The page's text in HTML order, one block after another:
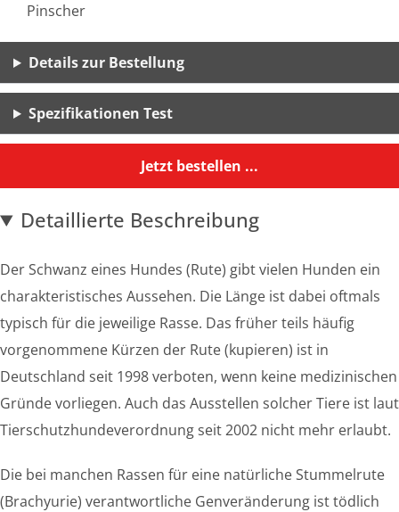
Pinscher
Details zur Bestellung
Spezifikationen Test
Jetzt bestellen ...
Detaillierte Beschreibung
Der Schwanz eines Hundes (Rute) gibt vielen Hunden ein
charakteristisches Aussehen. Die Länge ist dabei oftmals
typisch für die jeweilige Rasse. Das früher teils häufig
vorgenommene Kürzen der Rute (kupieren) ist in
Deutschland seit 1998 verboten, wenn keine medizinischen
Gründe vorliegen. Auch das Ausstellen solcher Tiere ist laut
Tierschutzhundeverordnung seit 2002 nicht mehr erlaubt.
Die bei manchen Rassen für eine natürliche Stummelrute
(Brachyurie) verantwortliche Genveränderung ist tödlich